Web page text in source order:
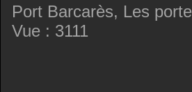
Port Barcarès, Les
Vue : 3111